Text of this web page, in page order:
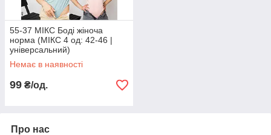
55-37 МІКС Боді жіноча
норма (МІКС 4 од: 42-46 |
універсальний)
Немає в наявності
99 ₴/од.
Про нас